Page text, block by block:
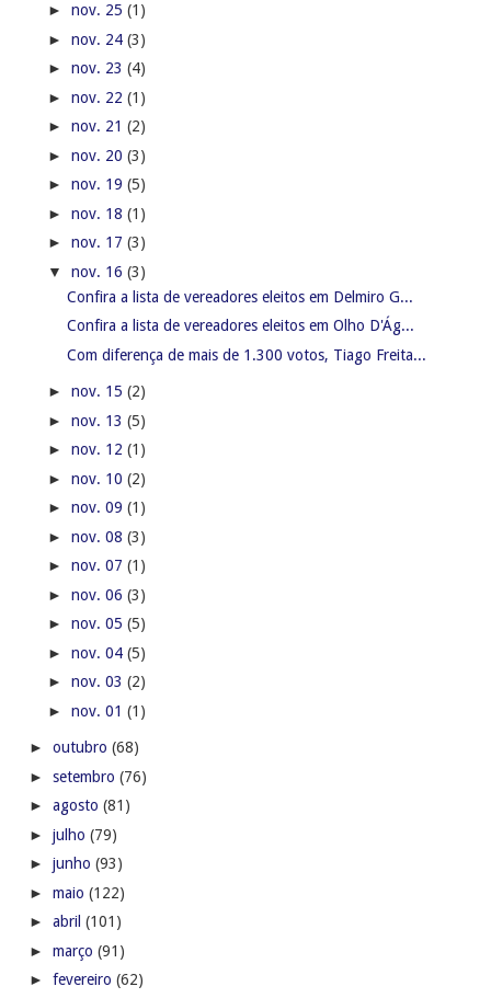
► nov. 25 (1)
► nov. 24 (3)
► nov. 23 (4)
► nov. 22 (1)
► nov. 21 (2)
► nov. 20 (3)
► nov. 19 (5)
► nov. 18 (1)
► nov. 17 (3)
▼ nov. 16 (3)
Confira a lista de vereadores eleitos em Delmiro G...
Confira a lista de vereadores eleitos em Olho D'Ág...
Com diferença de mais de 1.300 votos, Tiago Freita...
► nov. 15 (2)
► nov. 13 (5)
► nov. 12 (1)
► nov. 10 (2)
► nov. 09 (1)
► nov. 08 (3)
► nov. 07 (1)
► nov. 06 (3)
► nov. 05 (5)
► nov. 04 (5)
► nov. 03 (2)
► nov. 01 (1)
► outubro (68)
► setembro (76)
► agosto (81)
► julho (79)
► junho (93)
► maio (122)
► abril (101)
► março (91)
► fevereiro (62)